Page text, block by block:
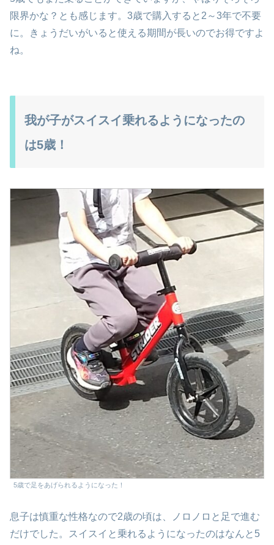
限界かな？とも感じます。3歳で購入すると2～3年で不要
に。きょうだいがいると使える期間が長いのでお得ですよ
ね。
我が子がスイスイ乗れるようになったの
は5歳！
5歳で足をあげられるようになった！
息子は慎重な性格なので2歳の頃は、ノロノロと足で進む
だけでした。スイスイと乗れるようになったのはなんと5